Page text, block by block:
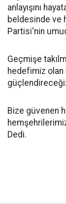
anlayışını
beldesinde ve
Partisi'nin
Geçmişe
hedefimiz olan
Bize güvenen
Dedi.